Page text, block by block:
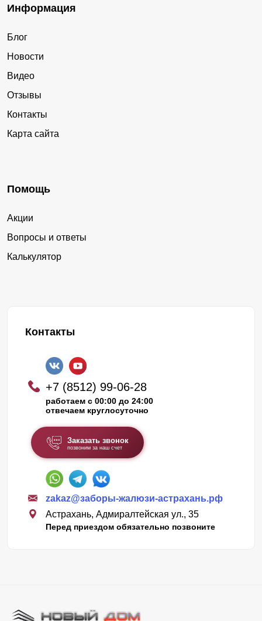
Информация
Блог
Новости
Видео
Отзывы
Контакты
Карта сайта
Помощь
Акции
Вопросы и ответы
Калькулятор
Контакты
+7 (8512) 99-06-28
работаем с 00:00 до 24:00
отвечаем круглосуточно
Заказать звонок
позвоним за наш счет
zakaz@заборы-жалюзи-астрахань.рф
Астрахань, Адмиралтейская ул., 35
Перед приездом обязательно позвоните